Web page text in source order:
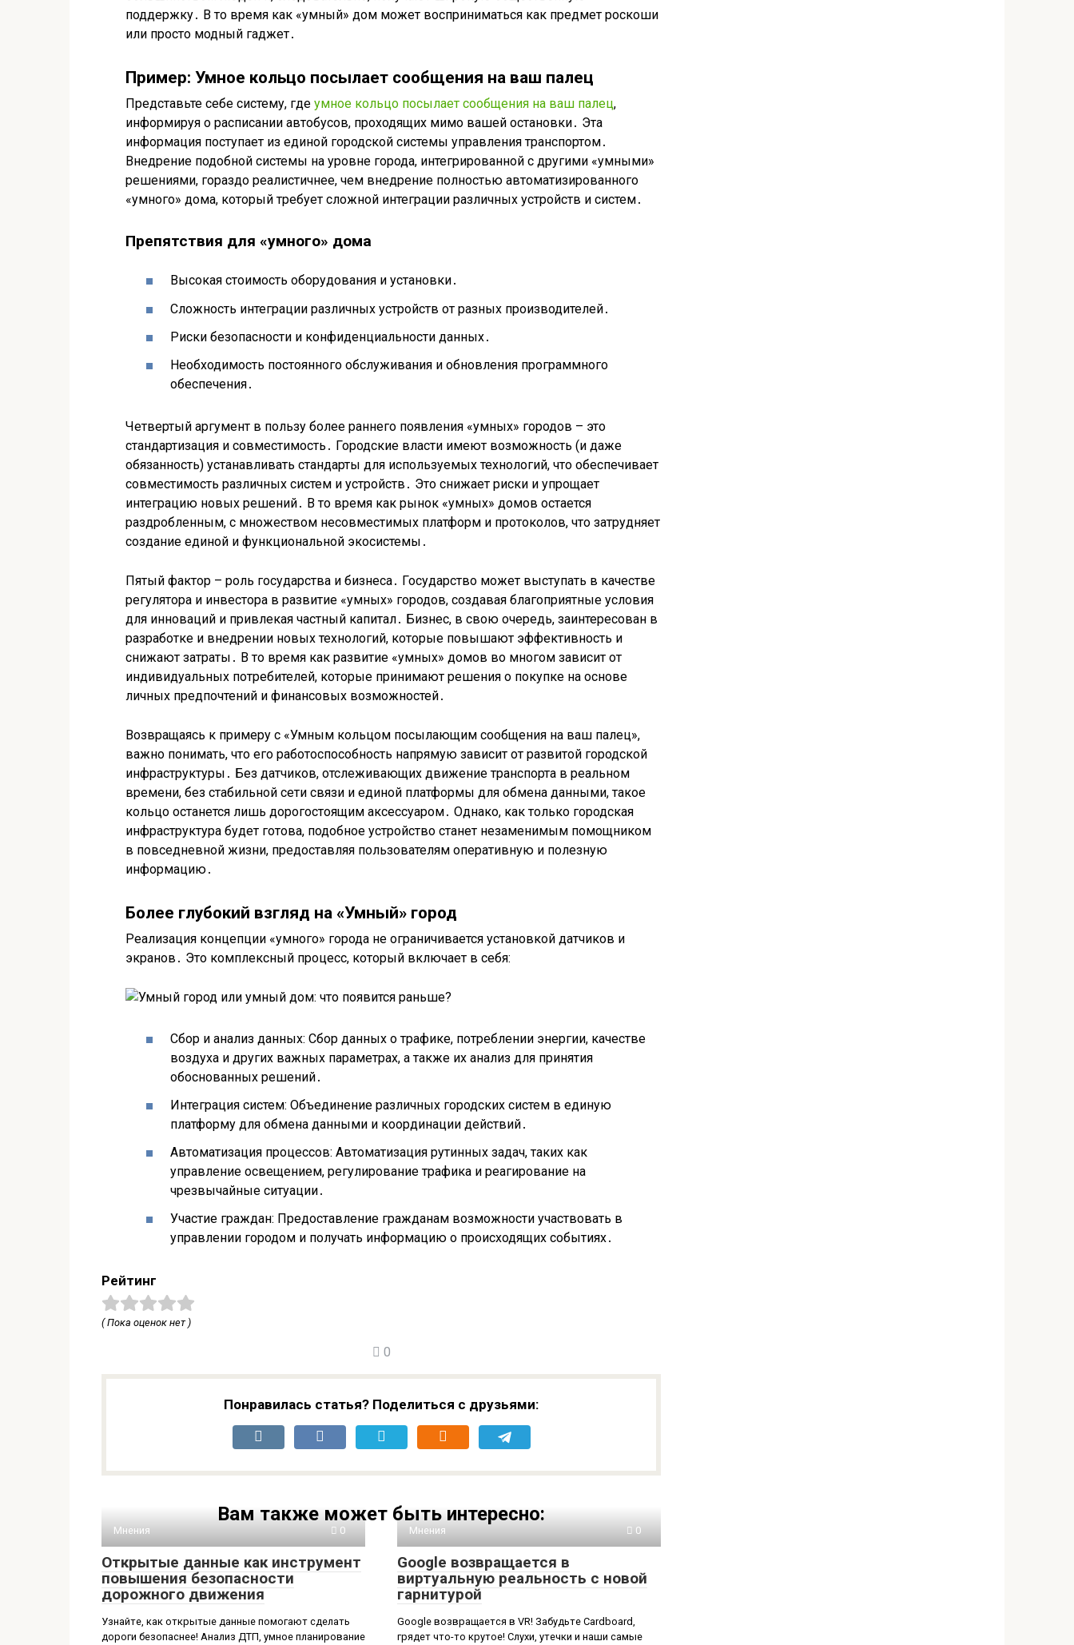
поддержку․ В то время как «умный» дом может восприниматься как предмет роскоши
или просто модный гаджет․
Пример: Умное кольцо посылает сообщения на ваш палец
Представьте себе систему, где умное кольцо посылает сообщения на ваш палец,
информируя о расписании автобусов, проходящих мимо вашей остановки․ Эта
информация поступает из единой городской системы управления транспортом․
Внедрение подобной системы на уровне города, интегрированной с другими «умными»
решениями, гораздо реалистичнее, чем внедрение полностью автоматизированного
«умного» дома, который требует сложной интеграции различных устройств и систем․
Препятствия для «умного» дома
Высокая стоимость оборудования и установки․
Сложность интеграции различных устройств от разных производителей․
Риски безопасности и конфиденциальности данных․
Необходимость постоянного обслуживания и обновления программного
обеспечения․
Четвертый аргумент в пользу более раннего появления «умных» городов – это
стандартизация и совместимость․ Городские власти имеют возможность (и даже
обязанность) устанавливать стандарты для используемых технологий, что обеспечивает
совместимость различных систем и устройств․ Это снижает риски и упрощает
интеграцию новых решений․ В то время как рынок «умных» домов остается
раздробленным, с множеством несовместимых платформ и протоколов, что затрудняет
создание единой и функциональной экосистемы․
Пятый фактор – роль государства и бизнеса․ Государство может выступать в качестве
регулятора и инвестора в развитие «умных» городов, создавая благоприятные условия
для инноваций и привлекая частный капитал․ Бизнес, в свою очередь, заинтересован в
разработке и внедрении новых технологий, которые повышают эффективность и
снижают затраты․ В то время как развитие «умных» домов во многом зависит от
индивидуальных потребителей, которые принимают решения о покупке на основе
личных предпочтений и финансовых возможностей․
Возвращаясь к примеру с «Умным кольцом посылающим сообщения на ваш палец»,
важно понимать, что его работоспособность напрямую зависит от развитой городской
инфраструктуры․ Без датчиков, отслеживающих движение транспорта в реальном
времени, без стабильной сети связи и единой платформы для обмена данными, такое
кольцо останется лишь дорогостоящим аксессуаром․ Однако, как только городская
инфраструктура будет готова, подобное устройство станет незаменимым помощником
в повседневной жизни, предоставляя пользователям оперативную и полезную
информацию․
Более глубокий взгляд на «Умный» город
Реализация концепции «умного» города не ограничивается установкой датчиков и
экранов․ Это комплексный процесс, который включает в себя:
Сбор и анализ данных: Сбор данных о трафике, потреблении энергии, качестве
воздуха и других важных параметрах, а также их анализ для принятия
обоснованных решений․
Интеграция систем: Объединение различных городских систем в единую
платформу для обмена данными и координации действий․
Автоматизация процессов: Автоматизация рутинных задач, таких как
управление освещением, регулирование трафика и реагирование на
чрезвычайные ситуации․
Участие граждан: Предоставление гражданам возможности участвовать в
управлении городом и получать информацию о происходящих событиях․
Рейтинг
( Пока оценок нет )
0
Понравилась статья? Поделиться с друзьями:
Вам также может быть интересно:
Мнения 0
Открытые данные как инструмент
повышения безопасности
дорожного движения
Узнайте, как открытые данные помогают сделать
дороги безопаснее! Анализ ДТП, умное планирование
Мнения 0
Google возвращается в
виртуальную реальность с новой
гарнитурой
Google возвращается в VR! Забудьте Cardboard,
грядет что-то крутое! Слухи, утечки и наши самые